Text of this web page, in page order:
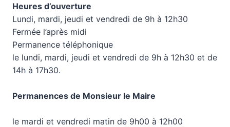
Heures d’ouverture
Lundi, mardi, jeudi et vendredi de 9h à 12h30
Fermée l’après midi
Permanence téléphonique
le lundi, mardi, jeudi et vendredi de 9h à 12h30 et de
14h à 17h30.
Permanences de Monsieur le Maire
le mardi et vendredi matin de 9h00 à 12h00